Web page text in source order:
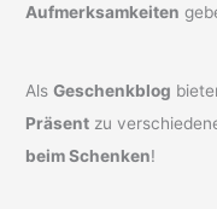
Aufmerksamkeiten
AlsGeschenkblog
Präsent zu
beim Schenken!